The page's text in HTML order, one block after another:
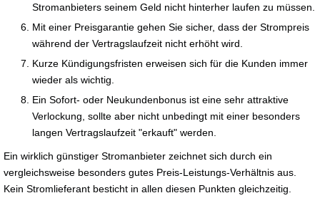
Stromanbieters seinem Geld nicht hinterher laufen zu müssen.
Mit einer Preisgarantie gehen Sie sicher, dass der Strompreis
während der Vertragslaufzeit nicht erhöht wird.
Kurze Kündigungsfristen erweisen sich für die Kunden immer
wieder als wichtig.
Ein Sofort- oder Neukundenbonus ist eine sehr attraktive
Verlockung, sollte aber nicht unbedingt mit einer besonders
langen Vertragslaufzeit "erkauft" werden.
Ein wirklich günstiger Stromanbieter zeichnet sich durch ein
vergleichsweise besonders gutes Preis-Leistungs-Verhältnis aus.
Kein Stromlieferant besticht in allen diesen Punkten gleichzeitig.